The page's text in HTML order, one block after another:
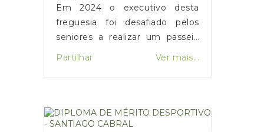
Em 2024 o executivo desta
freguesia foi desafiado pelos
seniores a realizar um passeio
para fora da ilha, sendo que
ilha vizinha. Assim foi. Este ano
especial. Viajamos até à ilha de
Santa Maria nos das 4 e 5 de
Partilhar Ver mais...